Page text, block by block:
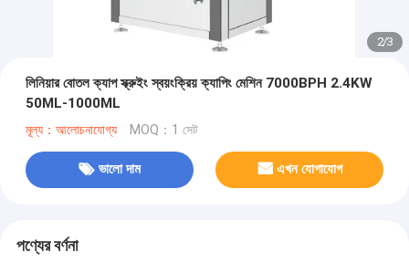
2/3
লিনিয়ার বোতল ক্যাপ স্ক্রুইং স্বয়ংক্রিয় ক্যাপিং মেশিন 7000BPH 2.4KW
50ML-1000ML
মূল্য：আলোচনাযোগ্য MOQ：1 সেট
ভালো দাম এখন যোগাযোগ
পণ্যের বর্ণনা